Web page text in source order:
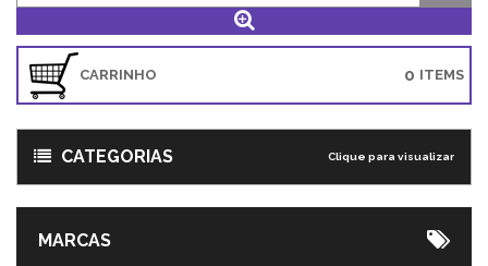
CARRINHO ITEMS
0
CATEGORIAS Clique para visualizar
MARCAS